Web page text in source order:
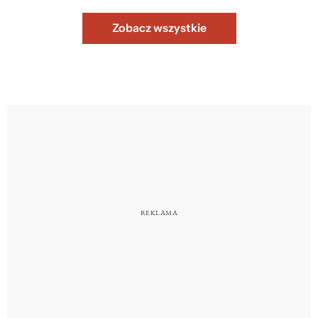
Zobacz wszystkie